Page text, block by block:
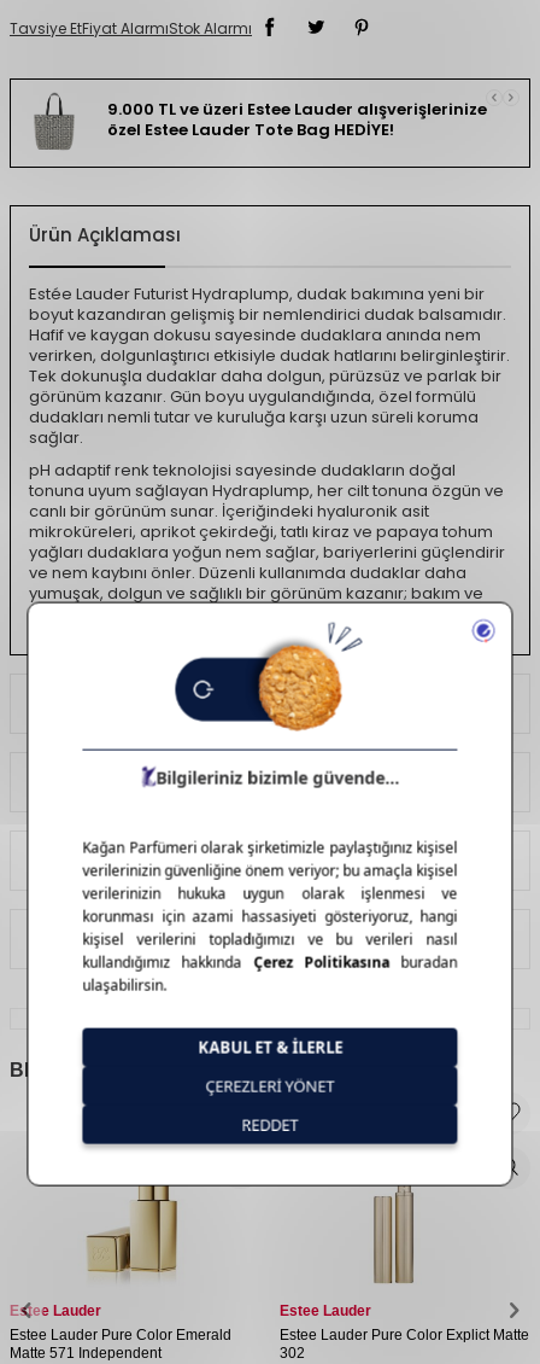
Tavsiye EtFiyat AlarmıStok Alarmı
9.000 TL ve üzeri Estee Lauder alışverişlerinize
özel Estee Lauder Tote Bag HEDİYE!
Ürün Açıklaması
Estée Lauder Futurist Hydraplump, dudak bakımına yeni bir
boyut kazandıran gelişmiş bir nemlendirici dudak balsamıdır.
Hafif ve kaygan dokusu sayesinde dudaklara anında nem
verirken, dolgunlaştırıcı etkisiyle dudak hatlarını belirginleştirir.
Tek dokunuşla dudaklar daha dolgun, pürüzsüz ve parlak bir
görünüm kazanır. Gün boyu uygulandığında, özel formülü
dudakları nemli tutar ve kuruluğa karşı uzun süreli koruma
sağlar.
pH adaptif renk teknolojisi sayesinde dudakların doğal
tonuna uyum sağlayan Hydraplump, her cilt tonuna özgün ve
canlı bir görünüm sunar. İçeriğindeki hyaluronik asit
mikroküreleri, aprikot çekirdeği, tatlı kiraz ve papaya tohum
yağları dudaklara yoğun nem sağlar, bariyerlerini güçlendirir
ve nem kaybını önler. Düzenli kullanımda dudaklar daha
yumuşak, dolgun ve sağlıklı bir görünüm kazanır; bakım ve
makyajı tek bir adımda birleştirir.
Ödeme Seçenekleri
Tavsiye Et
İade Koşulları
BENZER
Estee Lauder
Estee Lauder Pure Color Emerald
Matte 571 Independent
Estee Lauder
Estee Lauder Pure Color Explict Matte
302